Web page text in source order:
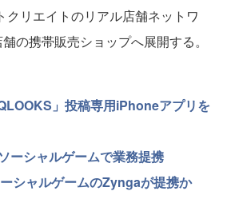
クリエイトのリアル店舗ネットワ
の携帯販売ショップへ展開する。
」投稿専用iPhoneアプリを
ーシャルゲームで業務提携
シャルゲームのZyngaが提携か